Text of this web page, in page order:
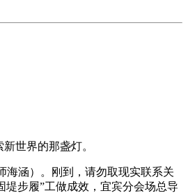
世界的那盏灯。
涵）。刚到，请勿取现实联系关
堤步履”工做成效，宜宾分会场总导